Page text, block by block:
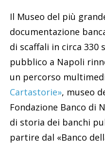
Il Museo del più
documentazione
di scaffali in circa 330
pubblico a Napoli
un percorso
Cartastorie», museo
Fondazione Banco di
di storia dei banchi
partire dal «Banco